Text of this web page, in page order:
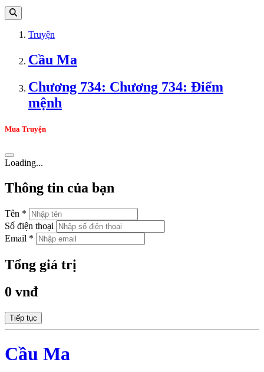
Truyện
Cầu Ma
Chương 734: Chương 734: Điểm
mệnh
Mua Truyện
Loading...
Thông tin của bạn
Tên *
Số điện thoại
Email *
Tổng giá trị
0 vnđ
Tiếp tục
Cầu Ma